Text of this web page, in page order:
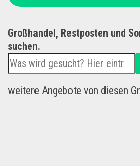
Großhandel, Restposten und
suchen.
weitere Angebote von diesen